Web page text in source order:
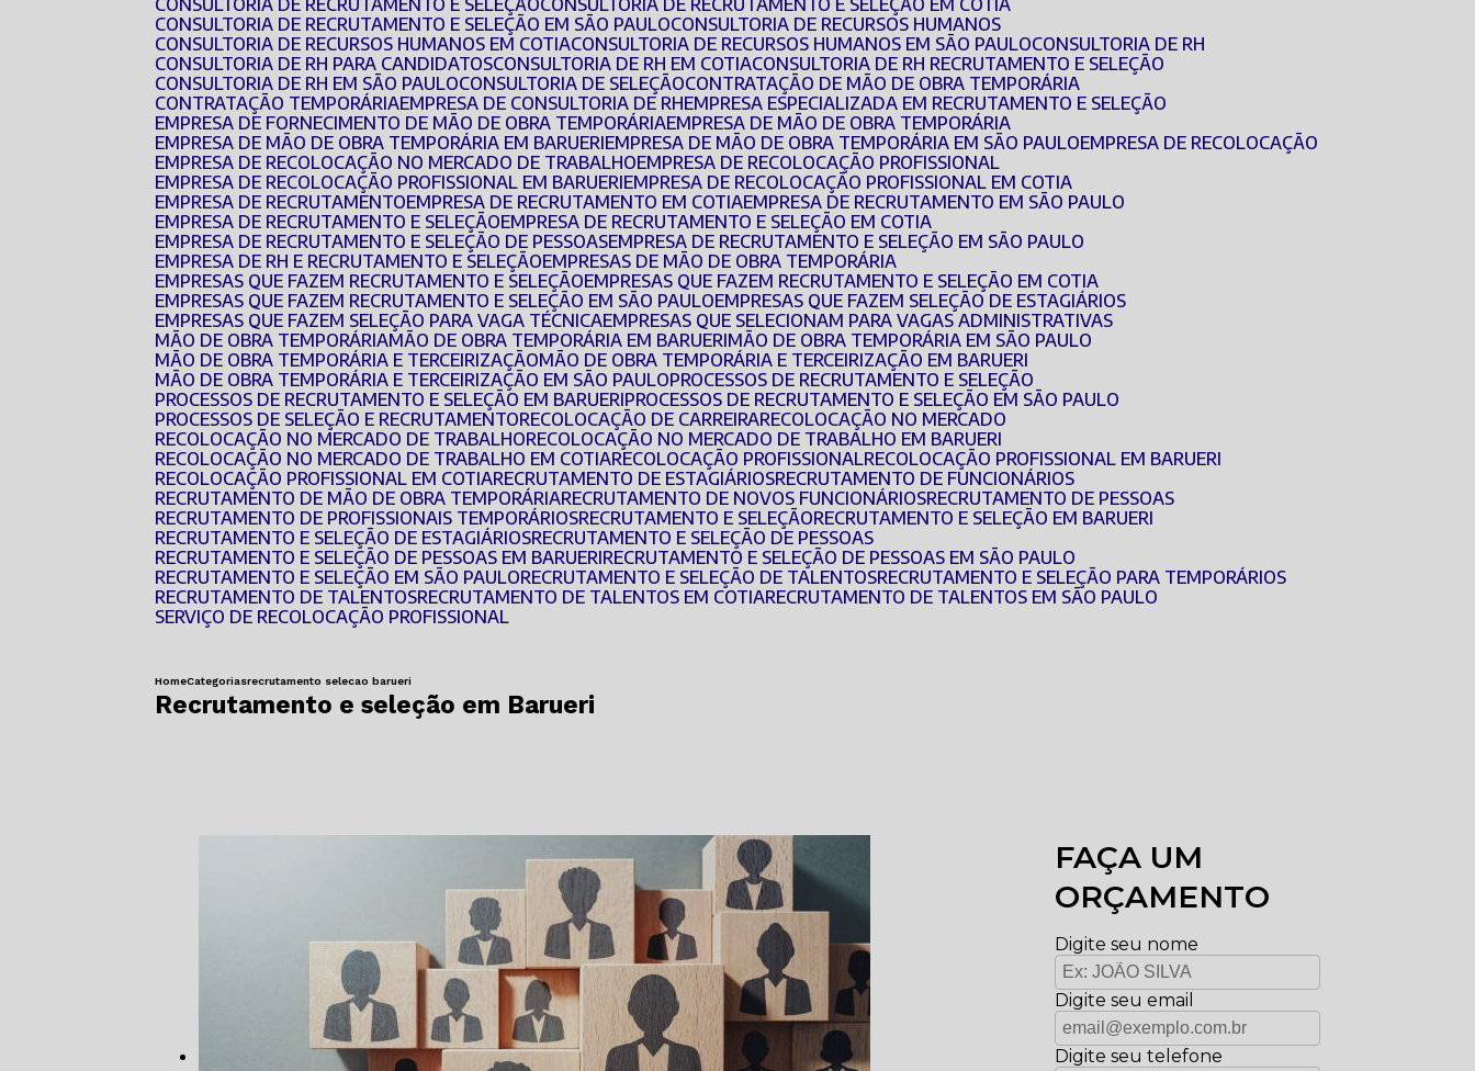
CONSULTORIA DE RECRUTAMENTO E SELEÇÃO CONSULTORIA DE RECRUTAMENTO E SELEÇÃO EM COTIA
CONSULTORIA DE RECRUTAMENTO E SELEÇÃO EM SÃO PAULO CONSULTORIA DE RECURSOS HUMANOS
CONSULTORIA DE RECURSOS HUMANOS EM COTIA CONSULTORIA DE RECURSOS HUMANOS EM SÃO PAULO CONSULTORIA DE RH
CONSULTORIA DE RH PARA CANDIDATOS CONSULTORIA DE RH EM COTIA CONSULTORIA DE RH RECRUTAMENTO E SELEÇÃO
CONSULTORIA DE RH EM SÃO PAULO CONSULTORIA DE SELEÇÃO CONTRATAÇÃO DE MÃO DE OBRA TEMPORÁRIA
CONTRATAÇÃO TEMPORÁRIA EMPRESA DE CONSULTORIA DE RH EMPRESA ESPECIALIZADA EM RECRUTAMENTO E SELEÇÃO
EMPRESA DE FORNECIMENTO DE MÃO DE OBRA TEMPORÁRIA EMPRESA DE MÃO DE OBRA TEMPORÁRIA
EMPRESA DE MÃO DE OBRA TEMPORÁRIA EM BARUERI EMPRESA DE MÃO DE OBRA TEMPORÁRIA EM SÃO PAULO EMPRESA DE RECOLOCAÇÃO
EMPRESA DE RECOLOCAÇÃO NO MERCADO DE TRABALHO EMPRESA DE RECOLOCAÇÃO PROFISSIONAL
EMPRESA DE RECOLOCAÇÃO PROFISSIONAL EM BARUERI EMPRESA DE RECOLOCAÇÃO PROFISSIONAL EM COTIA
EMPRESA DE RECRUTAMENTO EMPRESA DE RECRUTAMENTO EM COTIA EMPRESA DE RECRUTAMENTO EM SÃO PAULO
EMPRESA DE RECRUTAMENTO E SELEÇÃO EMPRESA DE RECRUTAMENTO E SELEÇÃO EM COTIA
EMPRESA DE RECRUTAMENTO E SELEÇÃO DE PESSOAS EMPRESA DE RECRUTAMENTO E SELEÇÃO EM SÃO PAULO
EMPRESA DE RH E RECRUTAMENTO E SELEÇÃO EMPRESAS DE MÃO DE OBRA TEMPORÁRIA
EMPRESAS QUE FAZEM RECRUTAMENTO E SELEÇÃO EMPRESAS QUE FAZEM RECRUTAMENTO E SELEÇÃO EM COTIA
EMPRESAS QUE FAZEM RECRUTAMENTO E SELEÇÃO EM SÃO PAULO EMPRESAS QUE FAZEM SELEÇÃO DE ESTAGIÁRIOS
EMPRESAS QUE FAZEM SELEÇÃO PARA VAGA TÉCNICA EMPRESAS QUE SELECIONAM PARA VAGAS ADMINISTRATIVAS
MÃO DE OBRA TEMPORÁRIA
MÃO DE OBRA TEMPORÁRIA EM BARUERI
MÃO DE OBRA TEMPORÁRIA EM SÃO PAULO
MÃO DE OBRA TEMPORÁRIA E TERCEIRIZAÇÃO
MÃO DE OBRA TEMPORÁRIA E TERCEIRIZAÇÃO EM BARUERI
MÃO DE OBRA TEMPORÁRIA E TERCEIRIZAÇÃO EM SÃO PAULO PROCESSOS DE RECRUTAMENTO E SELEÇÃO
PROCESSOS DE RECRUTAMENTO E SELEÇÃO EM BARUERI PROCESSOS DE RECRUTAMENTO E SELEÇÃO EM SÃO PAULO
PROCESSOS DE SELEÇÃO E RECRUTAMENTO RECOLOCAÇÃO DE CARREIRA RECOLOCAÇÃO NO MERCADO
RECOLOCAÇÃO NO MERCADO DE TRABALHO RECOLOCAÇÃO NO MERCADO DE TRABALHO EM BARUERI
RECOLOCAÇÃO NO MERCADO DE TRABALHO EM COTIA RECOLOCAÇÃO PROFISSIONAL RECOLOCAÇÃO PROFISSIONAL EM BARUERI
RECOLOCAÇÃO PROFISSIONAL EM COTIA RECRUTAMENTO DE ESTAGIÁRIOS RECRUTAMENTO DE FUNCIONÁRIOS
RECRUTAMENTO DE MÃO DE OBRA TEMPORÁRIA RECRUTAMENTO DE NOVOS FUNCIONÁRIOS RECRUTAMENTO DE PESSOAS
RECRUTAMENTO DE PROFISSIONAIS TEMPORÁRIOS RECRUTAMENTO E SELEÇÃO RECRUTAMENTO E SELEÇÃO EM BARUERI
RECRUTAMENTO E SELEÇÃO DE ESTAGIÁRIOS RECRUTAMENTO E SELEÇÃO DE PESSOAS
RECRUTAMENTO E SELEÇÃO DE PESSOAS EM BARUERI RECRUTAMENTO E SELEÇÃO DE PESSOAS EM SÃO PAULO
RECRUTAMENTO E SELEÇÃO EM SÃO PAULO RECRUTAMENTO E SELEÇÃO DE TALENTOS RECRUTAMENTO E SELEÇÃO PARA TEMPORÁRIOS
RECRUTAMENTO DE TALENTOS RECRUTAMENTO DE TALENTOS EM COTIA RECRUTAMENTO DE TALENTOS EM SÃO PAULO
SERVIÇO DE RECOLOCAÇÃO PROFISSIONAL
HomeCategoriasrecrutamento selecao barueri
Recrutamento e seleção em Barueri
FAÇA UM
ORÇAMENTO
Digite seu nome
Digite seu email
Digite seu telefone